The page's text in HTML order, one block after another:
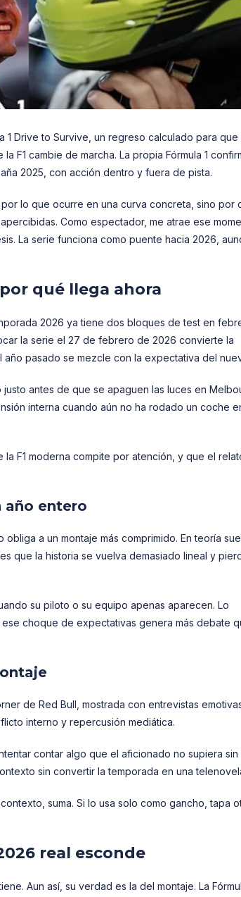
Drive to Survive, un regreso calculado para que
cambie de marcha. La propia Fórmula 1
2025, con acción dentro y fuera de pista.
lo que ocurre en una curva concreta, sino por
Como espectador, me atrae ese
La serie funciona como puente hacia 2026,
qué llega ahora
2026 ya tiene dos bloques de test en
la serie el 27 de febrero de 2026 convierte la
pasado se mezcle con la expectativa del
antes de que se apaguen las luces en
interna cuando aún no ha rodado un coche
F1 moderna compite por atención, y que el
año entero
a un montaje más comprimido. En teoría
que la historia se vuelva demasiado lineal y
su piloto o su equipo apenas aparecen. Lo
choque de expectativas genera más debate
de Red Bull, mostrada con entrevistas
interno y repercusión mediática.
contar algo que el aficionado no supiera sin
sin convertir la temporada en una
suma. Si lo usa solo como gancho, tapa
real esconde
Aun así, su verdad es la del montaje. La